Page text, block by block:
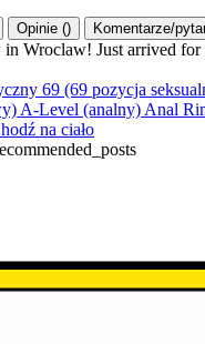
Opinie () Komentarze/
Wroclaw! Just arrived for
69 (69 pozycja
A-Level (analny) Anal
na ciało